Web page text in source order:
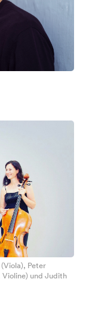
Peter
Violine) und Judith